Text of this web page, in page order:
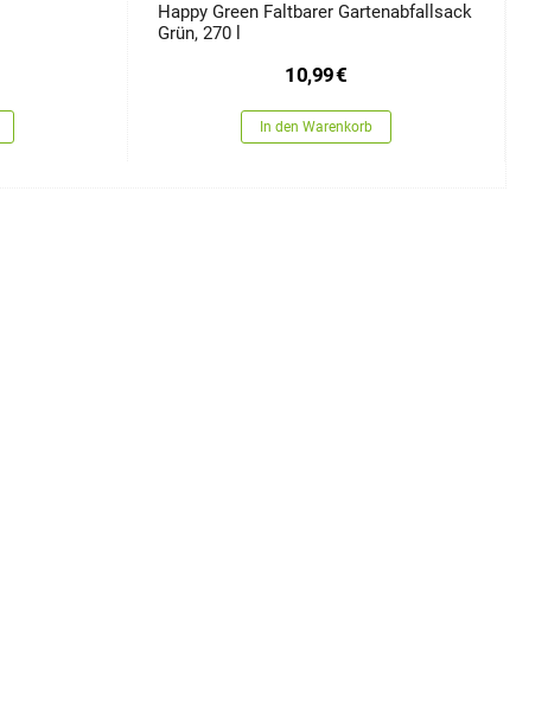
Happy Green Faltbarer Gartenabfallsack
Grün, 270 l
10,99€
In den Warenkorb